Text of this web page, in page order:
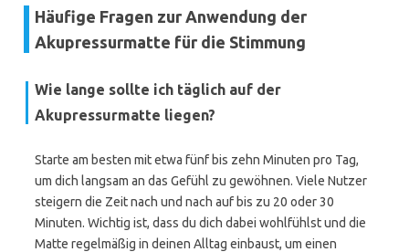
Häufige Fragen zur Anwendung der
Akupressurmatte für die Stimmung
Wie lange sollte ich täglich auf der
Akupressurmatte liegen?
Starte am besten mit etwa fünf bis zehn Minuten pro Tag,
um dich langsam an das Gefühl zu gewöhnen. Viele Nutzer
steigern die Zeit nach und nach auf bis zu 20 oder 30
Minuten. Wichtig ist, dass du dich dabei wohlfühlst und die
Matte regelmäßig in deinen Alltag einbaust, um einen